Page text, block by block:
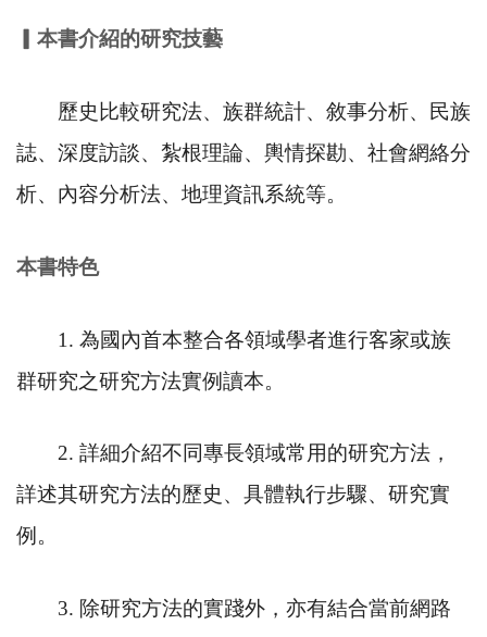
本書介紹的研究技藝
歷史比較研究法、族群統計、敘事分析、民族
誌、深度訪談、紮根理論、輿情探勘、社會網絡分
析、內容分析法、地理資訊系統等。
本書特色
1. 為國內首本整合各領域學者進行客家或族
群研究之研究方法實例讀本。
2. 詳細介紹不同專長領域常用的研究方法，
詳述其研究方法的歷史、具體執行步驟、研究實
例。
3. 除研究方法的實踐外，亦有結合當前網路